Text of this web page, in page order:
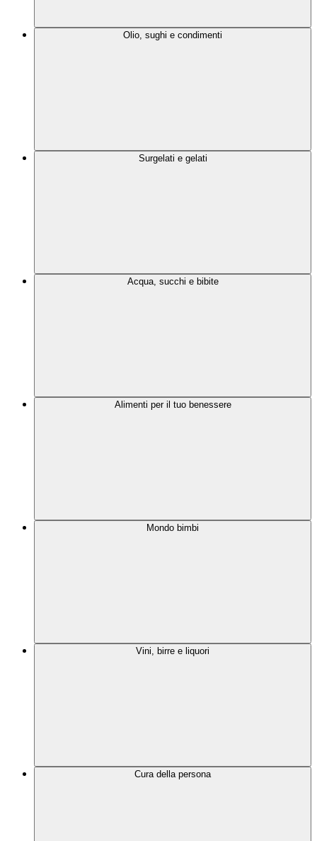
Olio, sughi e condimenti
Surgelati e gelati
Acqua, succhi e bibite
Alimenti per il tuo benessere
Mondo bimbi
Vini, birre e liquori
Cura della persona